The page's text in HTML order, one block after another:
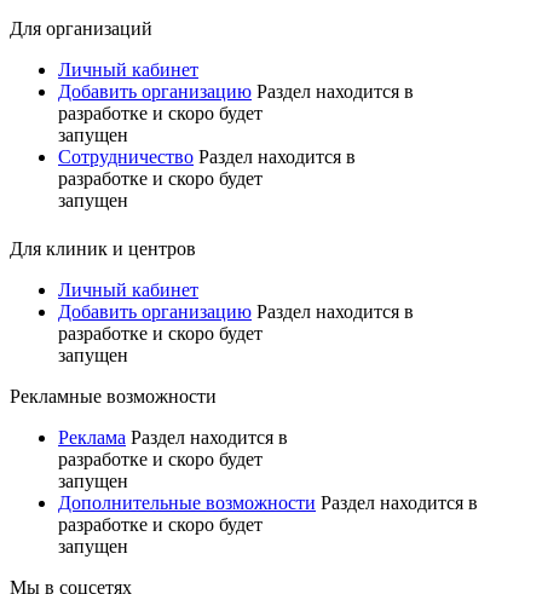
Для организаций
Личный кабинет
Добавить организацию Раздел находится в
разработке и скоро будет
запущен
Сотрудничество Раздел находится в
разработке и скоро будет
запущен
Для клиник и центров
Личный кабинет
Добавить организацию Раздел находится в
разработке и скоро будет
запущен
Рекламные возможности
Реклама Раздел находится в
разработке и скоро будет
запущен
Дополнительные возможности Раздел находится в
разработке и скоро будет
запущен
Мы в соцсетях